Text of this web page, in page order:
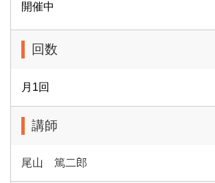
開催中
回数
月1回
講師
尾山 篤二郎